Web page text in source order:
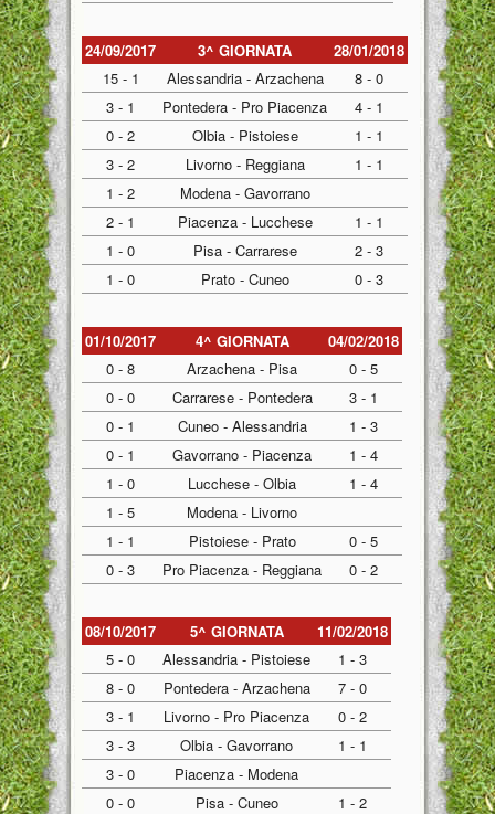
24/09/2017 3^ GIORNATA
28/01/2018
15 - 1
Alessandria - Arzachena
8 - 0
3 - 1
Pontedera - Pro Piacenza
4 - 1
0 - 2
Olbia - Pistoiese
1 - 1
3 - 2
Livorno - Reggiana
1 - 1
1 - 2
Modena - Gavorrano
2 - 1
Piacenza - Lucchese
1 - 1
1 - 0
Pisa - Carrarese
2 - 3
1 - 0
Prato - Cuneo 0 - 3
01/10/2017 4^ GIORNATA
04/02/2018
0 - 8
Arzachena - Pisa
0 - 5
0 - 0
Carrarese - Pontedera
3 - 1
0 - 1
Cuneo - Alessandria
1 - 3
0 - 1
Gavorrano - Piacenza
1 - 4
1 - 0
Lucchese - Olbia
1 - 4
1 - 5
Modena - Livorno
1 - 1
Pistoiese - Prato
0 - 5
0 - 3
Pro Piacenza - Reggiana 0 - 2
08/10/2017 5^ GIORNATA
11/02/2018
5 - 0
Alessandria - Pistoiese
1 - 3
8 - 0
Pontedera - Arzachena
7 - 0
3 - 1
Livorno - Pro Piacenza
0 - 2
3 - 3
Olbia - Gavorrano
1 - 1
3 - 0
Piacenza - Modena
0 - 0
Pisa - Cuneo
1 - 2